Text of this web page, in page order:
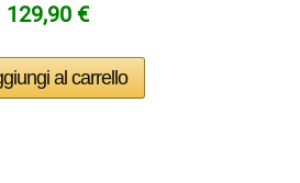
129,90 €